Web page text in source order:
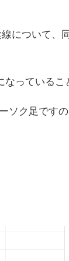
について、
っているこ
ソク足です